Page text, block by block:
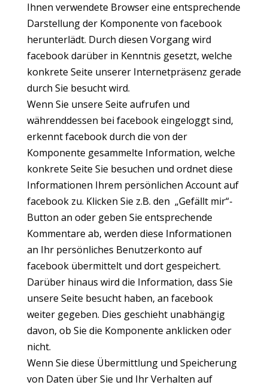
Ihnen verwendete Browser eine entsprechende
Darstellung der Komponente von facebook
herunterlädt. Durch diesen Vorgang wird
facebook darüber in Kenntnis gesetzt, welche
konkrete Seite unserer Internetpräsenz gerade
durch Sie besucht wird.
Wenn Sie unsere Seite aufrufen und
währenddessen bei facebook eingeloggt sind,
erkennt facebook durch die von der
Komponente gesammelte Information, welche
konkrete Seite Sie besuchen und ordnet diese
Informationen Ihrem persönlichen Account auf
facebook zu. Klicken Sie z.B. den „Gefällt mir“-
Button an oder geben Sie entsprechende
Kommentare ab, werden diese Informationen
an Ihr persönliches Benutzerkonto auf
facebook übermittelt und dort gespeichert.
Darüber hinaus wird die Information, dass Sie
unsere Seite besucht haben, an facebook
weiter gegeben. Dies geschieht unabhängig
davon, ob Sie die Komponente anklicken oder
nicht.
Wenn Sie diese Übermittlung und Speicherung
von Daten über Sie und Ihr Verhalten auf